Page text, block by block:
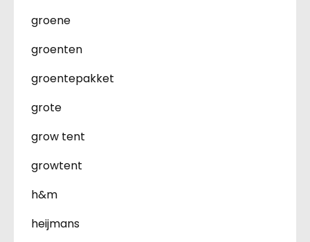
groene
groenten
groentepakket
grote
grow tent
growtent
h&m
heijmans